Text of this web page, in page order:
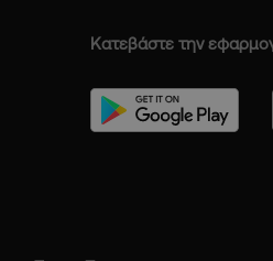
Κατεβάστε την